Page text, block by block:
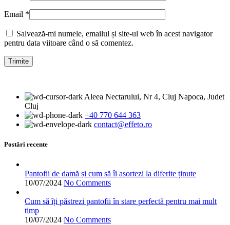
Email *
Salvează-mi numele, emailul și site-ul web în acest navigator
pentru data viitoare când o să comentez.
Aleea Nectarului, Nr 4, Cluj Napoca, Judet
Cluj
+40 770 644 363
contact@effeto.ro
Postări recente
Pantofii de damă și cum să îi asortezi la diferite ținute
10/07/2024 No Comments
Cum să îți păstrezi pantofii în stare perfectă pentru mai mult
timp
10/07/2024 No Comments